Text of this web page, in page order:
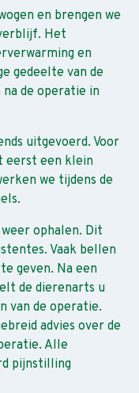
en brengen we
Het
en
gedeelte van de
de operatie in
uitgevoerd. Voor
eerst een klein
we tijdens de
ophalen. Dit
Vaak bellen
geven. Na een
de dierenarts u
van de operatie.
advies over de
Alle
pijnstilling